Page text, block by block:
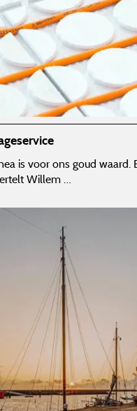
is voor ons goud waard.
Willem …